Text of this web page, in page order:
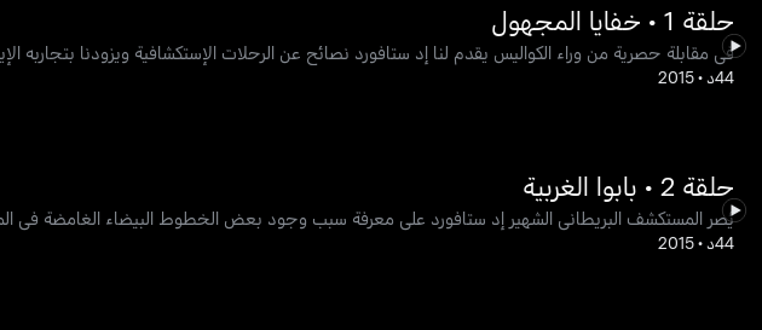
حلقة 1 • خفايا المجهول
في مقابلة حصرية من وراء الكواليس يقدم لنا إد ستافورد نصائح عن الرحلات الإستكشافية ويزودنا بتجاربه
44د •
2015
حلقة 2 • بابوا الغربية
يُصر المستكشف البريطاني الشهير إد ستافورد على معرفة سبب وجود بعض الخطوط البيضاء الغامضة في
44د •
2015